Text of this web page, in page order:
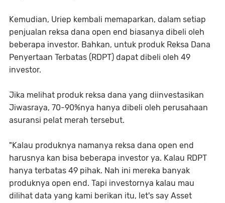
Kemudian, Uriep kembali memaparkan, dalam setiap
penjualan reksa dana open end biasanya dibeli oleh
beberapa investor. Bahkan, untuk produk Reksa Dana
Penyertaan Terbatas (RDPT) dapat dibeli oleh 49
investor.
Jika melihat produk reksa dana yang diinvestasikan
Jiwasraya, 70-90%nya hanya dibeli oleh perusahaan
asuransi pelat merah tersebut.
"Kalau produknya namanya reksa dana open end
harusnya kan bisa beberapa investor ya. Kalau RDPT
hanya terbatas 49 pihak. Nah ini mereka banyak
produknya open end. Tapi investornya kalau mau
dilihat data yang kami berikan itu, let's say Asset